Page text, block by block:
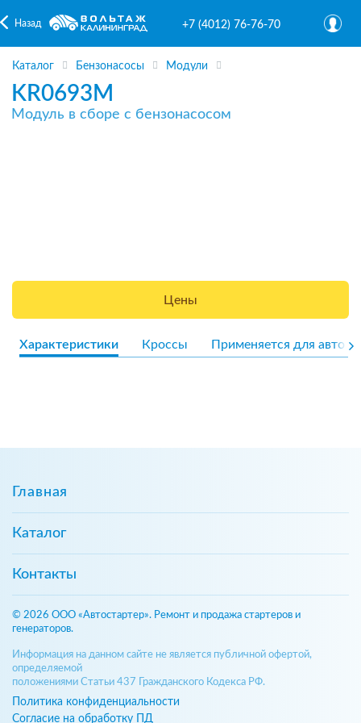
Назад +7 (4012) 76-76-70
Каталог Бензонасосы Модули
KR0693M
Модуль в сборе с бензонасосом
Цены
Характеристики Кроссы Применяется для авто
Главная
Каталог
Контакты
© 2026 ООО «Автостартер». Ремонт и продажа стартеров и
генераторов.
Информация на данном сайте не является публичной офертой,
определяемой
положениями Статьи 437 Гражданского Кодекса РФ.
Политика конфиденциальности
Согласие на обработку ПД